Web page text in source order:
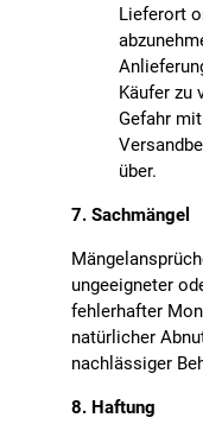
Lieferort
Käufer zu
Gefahr
über.
7. Sachmängel
ungeeigneter
fehlerhafter
natürlicher
nachlässiger
8. Haftung